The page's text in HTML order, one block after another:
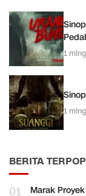
1
1
BERITA
01 Marak